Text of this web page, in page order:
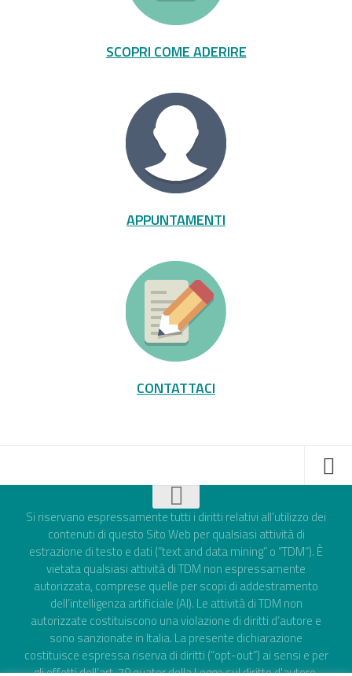
SCOPRI COME ADERIRE
APPUNTAMENTI
CONTATTACI
Si riservano espressamente tutti i diritti relativi all’utilizzo dei
contenuti di questo Sito Web per qualsiasi attività di
estrazione di testo e dati (“text and data mining” o “TDM”). È
vietata qualsiasi attività di TDM non espressamente
autorizzata, comprese quelle per scopi di addestramento
dell’intelligenza artificiale (AI). Le attività di TDM non
autorizzate costituiscono una violazione di diritti d’autore e
sono sanzionate in Italia. La presente dichiarazione
costituisce espressa riserva di diritti (“opt-out”) ai sensi e per
gli effetti dell’art. 70 quater della Legge sul diritto d'autore,